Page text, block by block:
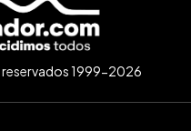
1999-2026